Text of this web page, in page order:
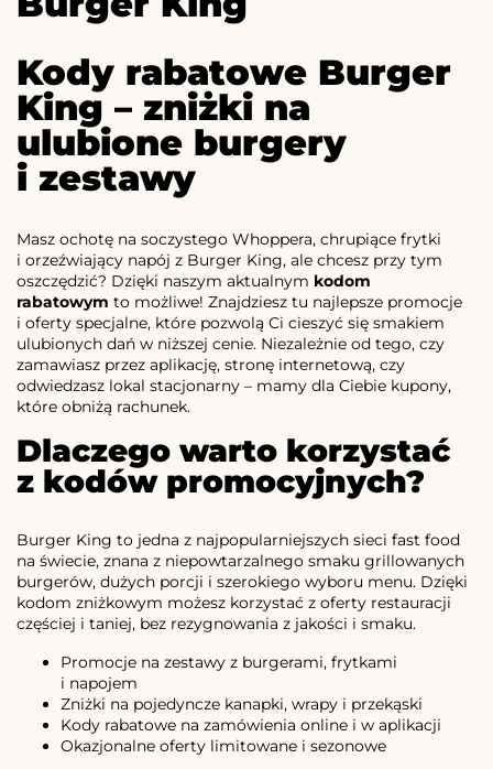
Kody rabatowe Burger
King – zniżki na
ulubione burgery
i zestawy
Masz ochotę na soczystego Whoppera, chrupiące frytki
i orzeźwiający napój z Burger King, ale chcesz przy tym
oszczędzić? Dzięki naszym aktualnym kodom
rabatowym to możliwe! Znajdziesz tu najlepsze promocje
i oferty specjalne, które pozwolą Ci cieszyć się smakiem
ulubionych dań w niższej cenie. Niezależnie od tego, czy
zamawiasz przez aplikację, stronę internetową, czy
odwiedzasz lokal stacjonarny – mamy dla Ciebie kupony,
które obniżą rachunek.
Dlaczego warto korzystać
z kodów promocyjnych?
Burger King to jedna z najpopularniejszych sieci fast food
na świecie, znana z niepowtarzalnego smaku grillowanych
burgerów, dużych porcji i szerokiego wyboru menu. Dzięki
kodom zniżkowym możesz korzystać z oferty restauracji
częściej i taniej, bez rezygnowania z jakości i smaku.
Promocje na zestawy z burgerami, frytkami
i napojem
Zniżki na pojedyncze kanapki, wrapy i przekąski
Kody rabatowe na zamówienia online i w aplikacji
Okazjonalne oferty limitowane i sezonowe